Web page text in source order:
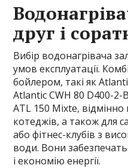
друг і
Вибір водонагрівача
умов експлуатації.
бойлером, такі як
Atlantic CWH 80 D400-2-
ATL 150 Mixte, відмінно
котеджів, а також для
або фітнес-клубів з
води. Вони забезпечать
і економію енергії.